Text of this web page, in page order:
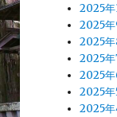
2025年
2025年
2025年
2025年
2025年
2025年
2025年